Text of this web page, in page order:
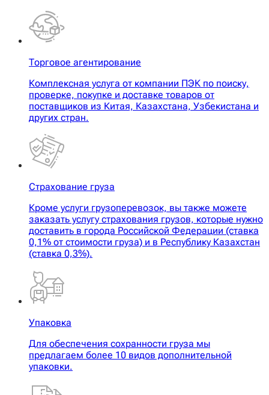
Торговое агентирование
Комплексная услуга от компании ПЭК по поиску,
проверке, покупке и доставке товаров от
поставщиков из Китая, Казахстана, Узбекистана и
других стран.
Страхование груза
Кроме услуги грузоперевозок, вы также можете
заказать услугу страхования грузов, которые нужно
доставить в города Российской Федерации (ставка
0,1% от стоимости груза) и в Республику Казахстан
(ставка 0,3%).
Упаковка
Для обеспечения сохранности груза мы
предлагаем более 10 видов дополнительной
упаковки.